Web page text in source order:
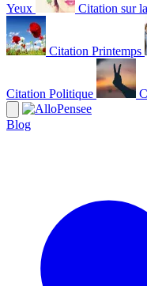
Yeux Citation sur
Citation Printemps
Citation Politique
Blog